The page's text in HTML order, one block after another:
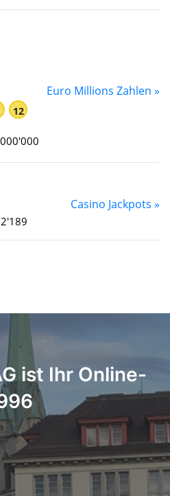
Euro Millions Zahlen »
12
Casino Jackpots »
ist Ihr Online-